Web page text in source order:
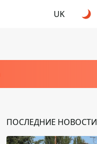
UK
ПОСЛЕДНИЕ НОВОСТИ